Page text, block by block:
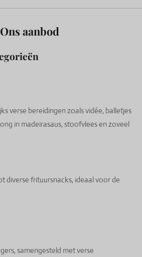
Ons aanbod
verse bereidingen zoals vidée, balletjes
in madeirasaus, stoofvlees en zoveel
diverse frituursnacks, ideaal voor de
samengesteld met verse